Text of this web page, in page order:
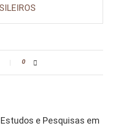
0
e Pesquisas em